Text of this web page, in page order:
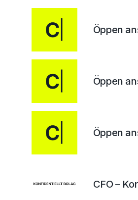
Öppen
Öppen
Öppen
CFO –